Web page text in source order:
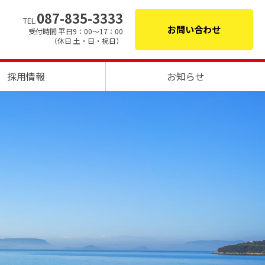
TEL.087-835-3333
受付時間 平日9：00～17：00
（休日 土・日・祝日）
お問い合わせ
採用情報 お知らせ